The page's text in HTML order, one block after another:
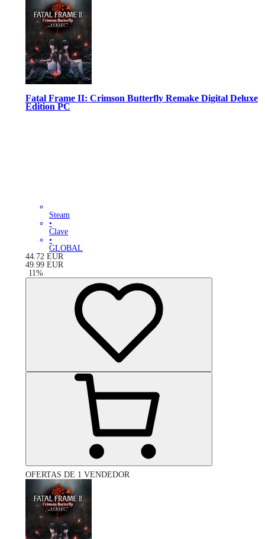
Fatal Frame II: Crimson Butterfly Remake Digital Deluxe
Edition PC
Steam
•
Clave
•
GLOBAL
44.72 EUR
49.99 EUR
-11%
OFERTAS DE 1 VENDEDOR